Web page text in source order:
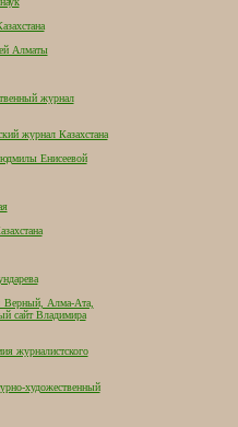
Алматы
журнал
журнал Казахстана
Енисеевой
Верный, Алма-Ата,
сайт Владимира
журналистского
художественный